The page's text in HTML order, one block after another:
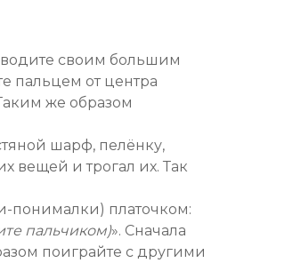
своим большим
пальцем от центра
же образом
шарф, пелёнку,
вещей и трогал их. Так
понималки) платочком:
пальчиком)». Сначала
поиграйте с другими